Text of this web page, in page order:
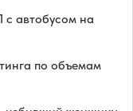
автобусом на
по объемам